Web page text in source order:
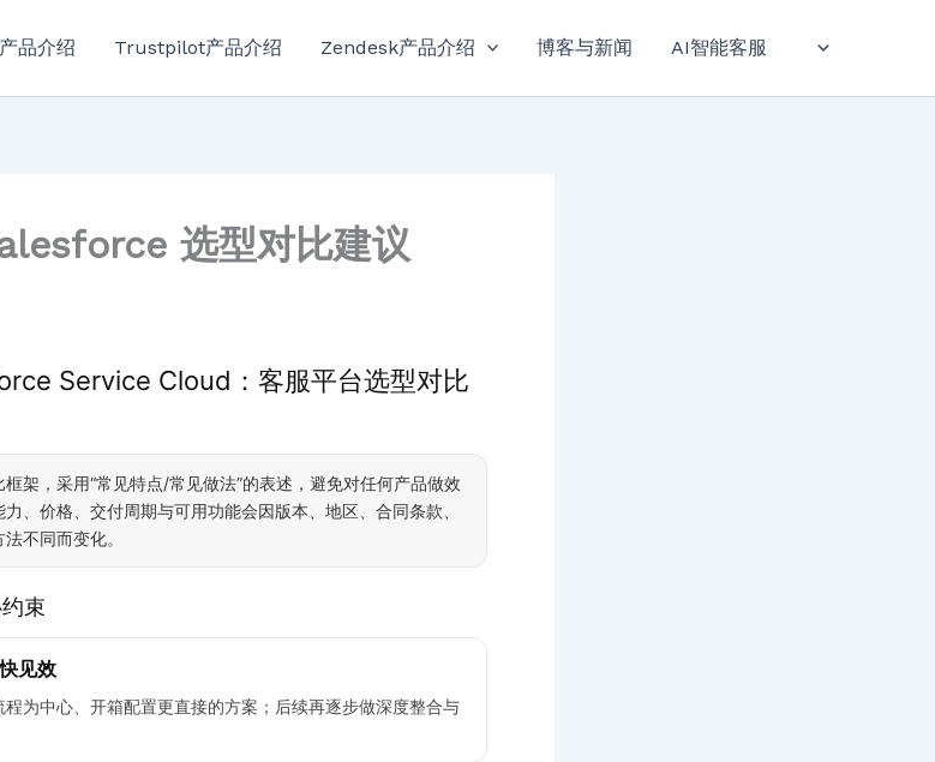
品介绍 Trustpilot产品介绍 Zendesk产品介绍 博客与新闻 AI智能客服
选型对比建议
Service Cloud：客服平台选型对比
架，采用“常见特点/常见做法”的表述，避免对任何产品做效
、价格、交付周期与可用功能会因版本、地区、合同条款、
不同而变化。
束
见效
为中心、开箱配置更直接的方案；后续再逐步做深度整合与